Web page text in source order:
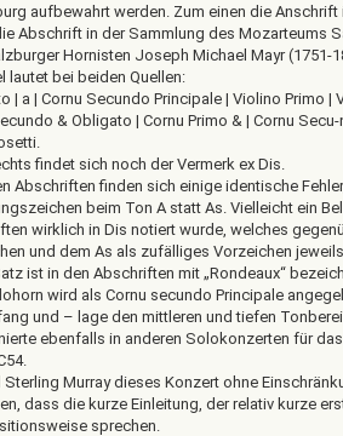
aufbewahrt werden. Zum einen die
Abschrift in der Sammlung des Mozarteums
Hornisten Joseph Michael Mayr (1751-
lautet bei beiden Quellen:
| a | Cornu Secundo Principale | Violino Primo |
& Obligato | Cornu Primo & | Cornu
findet sich noch der Vermerk ex Dis.
Abschriften finden sich einige identische
beim Ton A statt As. Vielleicht ein
wirklich in Dis notiert wurde, welches
und dem As als zufälliges Vorzeichen
ist in den Abschriften mit „Rondeaux“
wird als Cornu secundo Principale
und – lage den mittleren und tiefen
ebenfalls in anderen Solokonzerten für
Sterling Murray dieses Konzert ohne
dass die kurze Einleitung, der relativ kurze
sprechen.